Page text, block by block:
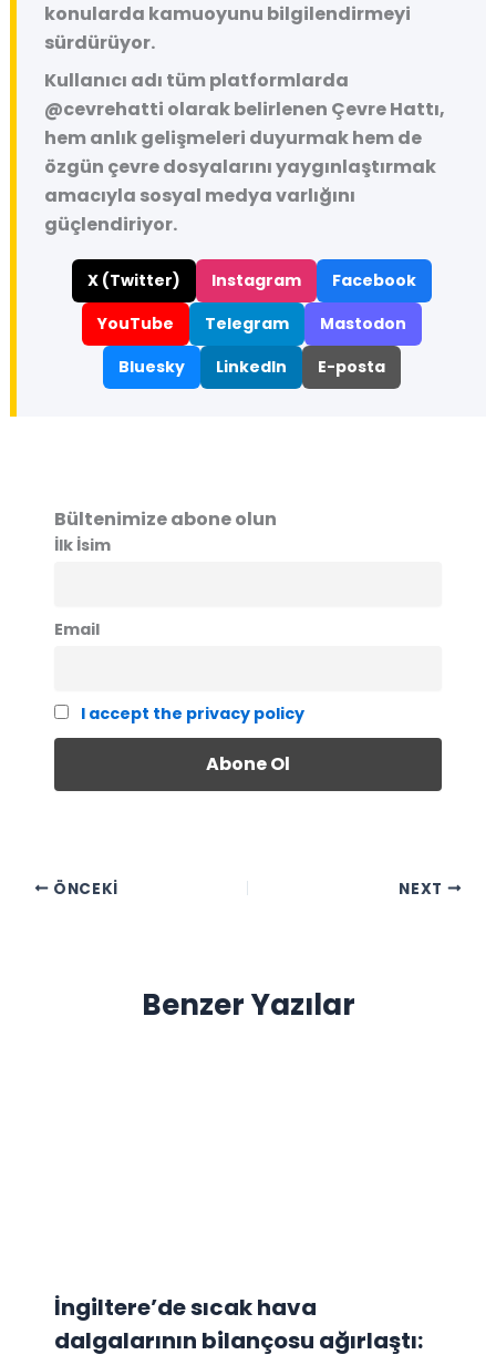
konularda kamuoyunu bilgilendirmeyi
sürdürüyor.
Kullanıcı adı tüm platformlarda
@cevrehatti olarak belirlenen Çevre Hattı,
hem anlık gelişmeleri duyurmak hem de
özgün çevre dosyalarını yaygınlaştırmak
amacıyla sosyal medya varlığını
güçlendiriyor.
X (Twitter) Instagram
Facebook
YouTube
Telegram
Mastodon
Bluesky
LinkedIn E-posta
Bültenimize abone olun
İlk İsim
Email
I accept the privacy policy
ÖNCEKI NEXT
Benzer Yazılar
İngiltere’de sıcak hava
dalgalarının bilançosu ağırlaştı: